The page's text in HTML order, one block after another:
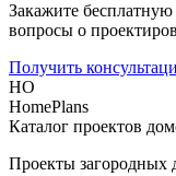
Закажите
вопросы о
Получить
HO
HomePlans
Каталог проектов
Проекты загородных